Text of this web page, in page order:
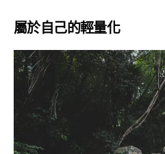
屬於自己的輕量化